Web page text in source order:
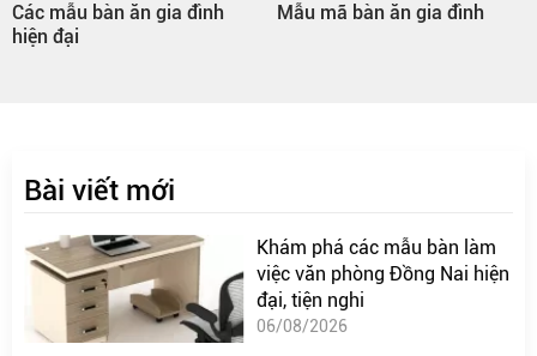
Các mẫu bàn ăn gia đình
hiện đại
Mẫu mã bàn ăn gia đình
Bài viết mới
Khám phá các mẫu bàn làm
việc văn phòng Đồng Nai hiện
đại, tiện nghi
06/08/2026